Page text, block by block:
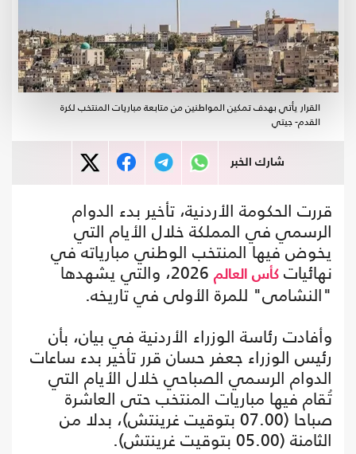
القرار يأتي بهدف تمكين المواطنين من متابعة مباريات المنتخب لكرة
القدم- جيتي
شارك الخبر
قررت الحكومة الأردنية، تأخير بدء الدوام
الرسمي في المملكة خلال الأيام التي
يخوض فيها المنتخب الوطني مبارياته في
نهائيات كأس العالم
2026، والتي يشهدها
"النشامى" للمرة الأولى في تاريخه.
وأفادت رئاسة الوزراء الأردنية في بيان، بأن
رئيس الوزراء جعفر حسان قرر تأخير بدء ساعات
الدوام الرسمي الصباحي خلال الأيام التي
تُقام فيها مباريات المنتخب حتى العاشرة
صباحا (07.00 بتوقيت غرينتش)، بدلا من
الثامنة (05.00 بتوقيت غرينتش).